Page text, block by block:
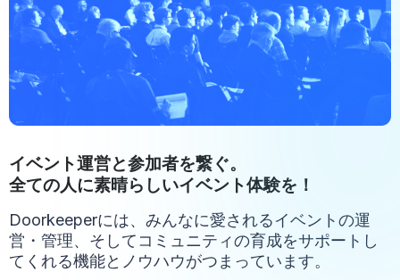
イベント運営と参加者を繋ぐ。
全ての人に素晴らしいイベント体験を！
Doorkeeperには、みんなに愛されるイベントの運
営・管理、そしてコミュニティの育成をサポートし
てくれる機能とノウハウがつまっています。